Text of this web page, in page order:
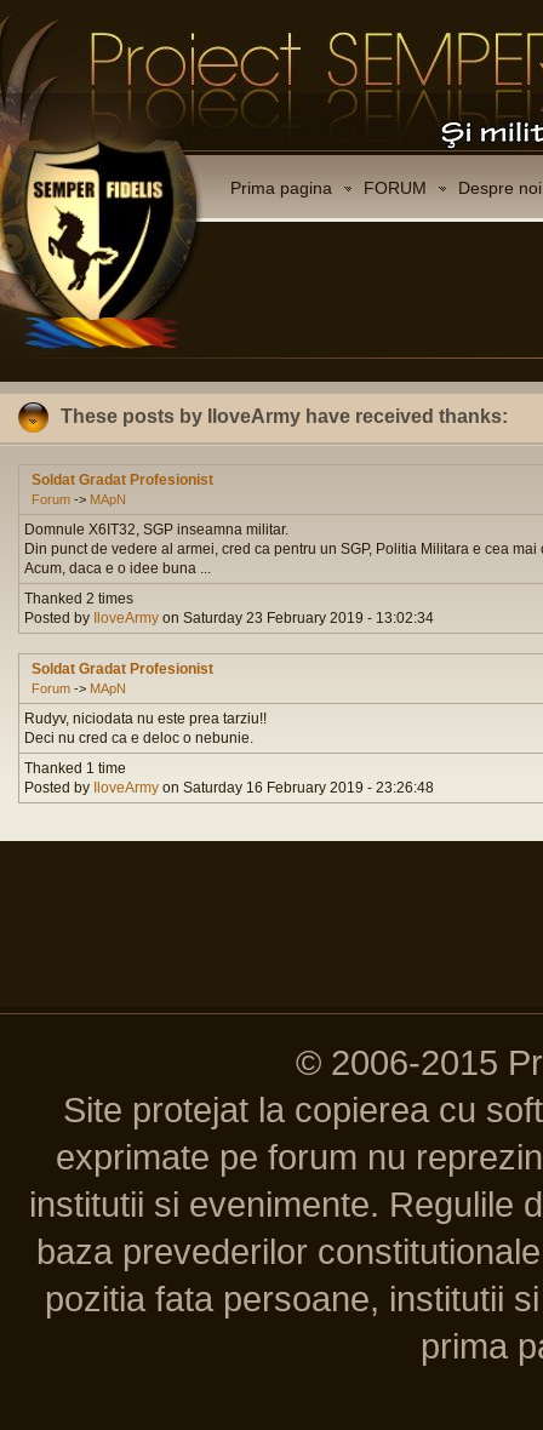
Prima pagina FORUM Despre noi
These posts by IloveArmy have received thanks:
Soldat Gradat Profesionist
Forum -> MApN
Domnule X6IT32, SGP inseamna militar.
Din punct de vedere al armei, cred ca pentru un SGP, Politia Militara e cea
Acum, daca e o idee buna ...
Thanked 2 times
Posted by
IloveArmy on Saturday 23 February 2019 - 13:02:34
Soldat Gradat Profesionist
Forum -> MApN
Rudyv, niciodata nu este prea tarziu!!
Deci nu cred ca e deloc o nebunie.
Thanked 1 time
Posted by
IloveArmy on Saturday 16 February 2019 - 23:26:48
© 2006-2015
Site protejat la copierea cu
exprimate pe forum nu
institutii si evenimente. Regulile
baza prevederilor
pozitia fata persoane, institutii
prima